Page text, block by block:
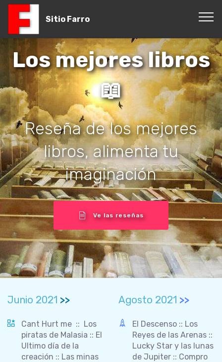
Sitio Farro
Los mejores libros
📖
Reseña de los mejores
libros, alimenta tu
imaginación
Ve las reseñas
Junio 2021 >>
Cant Hurt me :: Los
piratas de Malasia :: El
Ultimo día de la
creación :: Las minas
Agosto 2021 >>
El Descenso :: Los
Reyes de las Arenas ::
Lucky Star y las lunas
de Jupiter :: Compro